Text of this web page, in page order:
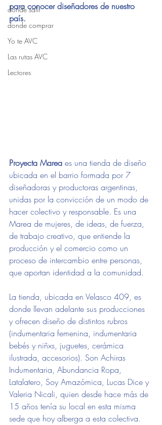
donde salir
donde comprar
Yo te AVC
Las rutas AVC
Lectores
para conocer diseñadores de nuestro
país.
Proyecta Marea es una tienda de diseño
ubicada en el barrio formada por 7
diseñadoras y productoras argentinas,
unidas por la convicción de un modo de
hacer colectivo y responsable. Es una
Marea de mujeres, de ideas, de fuerza,
de trabajo creativo, que entiende la
producción y el comercio como un
proceso de intercambio entre personas,
que aportan identidad a la comunidad.
La tienda, ubicada en Velasco 409, es
donde llevan adelante sus producciones
y ofrecen diseño de distintos rubros
(indumentaria femenina, indumentaria
bebés y niñxs, juguetes, cerámica
ilustrada, accesorios). Son Achiras
Indumentaria, Abundancia Ropa,
Latalatero, Soy Amazómica, Lucas Dice y
Valeria Nicali, quien desde hace más de
15 años tenía su local en esta misma
sede que hoy alberga a esta colectiva.